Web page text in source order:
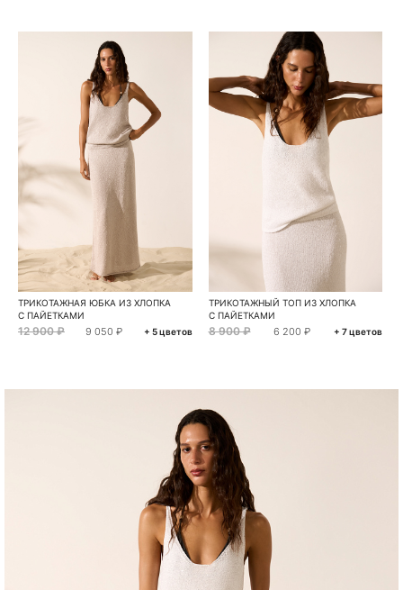
ТРИКОТАЖНАЯ ЮБКА ИЗ ХЛОПКА
С ПАЙЕТКАМИ
12 900 ₽ 9 050 ₽ + 5 цветов
ТРИКОТАЖНЫЙ ТОП ИЗ ХЛОПКА
С ПАЙЕТКАМИ
8 900 ₽ 6 200 ₽ + 7 цветов